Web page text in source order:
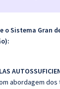
o Sistema Gran
abordagem